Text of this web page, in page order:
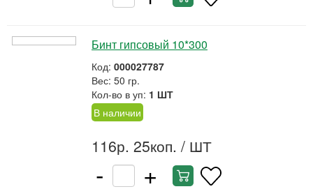
Бинт гипсовый 10*300
Код: 000027787
Вес: 50 гр.
Кол-во в уп: 1 ШТ
В наличии
116р. 25коп. / ШТ
- +